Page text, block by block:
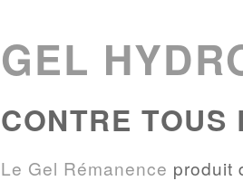
LIST
GEL
CONTRE TOUS
Le Gel Rémanence produit